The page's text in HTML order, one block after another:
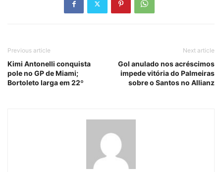
Previous article
Kimi Antonelli conquista
pole no GP de Miami;
Bortoleto larga em 22º
Next article
Gol anulado nos acréscimos
impede vitória do Palmeiras
sobre o Santos no Allianz